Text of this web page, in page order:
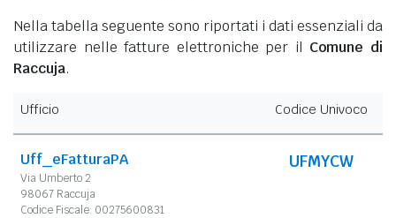
Nella tabella seguente sono riportati i dati essenziali da
utilizzare nelle fatture elettroniche per il Comune di
Raccuja.
Ufficio Codice Univoco
Uff_eFatturaPA
Via Umberto 2
98067 Raccuja
Codice Fiscale: 00275600831
UFMYCW